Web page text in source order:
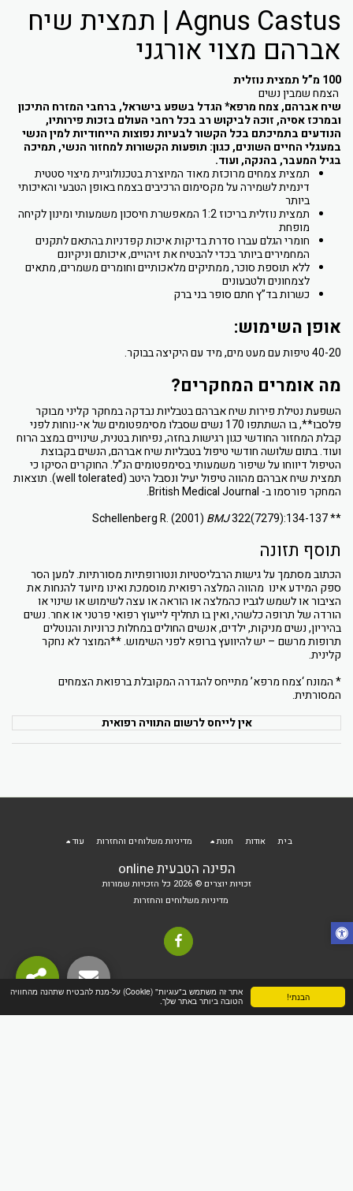
הבנתי!
אתר זה משתמש ב"עוגיות" (Cookie) על-מנת להבטיח שתהנה מהחוויה
הטובה ביותר באתר שלך.
Agnus Castus | תמצית שיח
אברהם מצוי אורגני
100 מ”ל תמצית נוזלית
הצמח שמבין נשים
שיח אברהם, צמח מרפא* הגדל בשפע בישראל, ברחבי המזרח התיכון
ובמרכז אסיה, זוכה לביקוש רב בכל רחבי העולם בזכות פירותיו,
הנודעים בתמיכתם בכל הקשור לבעיות נפוצות הייחודיות למין הנשי
במעגלי החיים השונים, כגון: תופעות הקשורות למחזור הנשי, תמיכה
בגיל המעבר, בהנקה, ועוד.
תמצית צמחים מרוכזת מאוד המיוצרת בטכנולוגיית מיצוי סטטית
דינמית לשמירה על מקסימום הרכיבים בצמח באופן הטבעי והאיכותי
ביותר
תמצית נוזלית בריכוז 1:2 המאפשרת חיסכון משמעותי ומינון לקיחה
מופחת
חומרי הגלם עברו סדרת בדיקות איכות קפדניות בהתאם לתקנים
המחמירים ביותר בכדי להבטיח את זיהויים, איכותם וניקיונם
ללא תוספת סוכר, ממתיקים מלאכותיים וחומרים משמרים, מתאים
לצמחונים ולטבעונים
כשרות בד”ץ חתם סופר בני ברק
אופן השימוש:
40-20 טיפות עם מעט מים, מיד עם היקיצה בבוקר.
מה אומרים המחקרים?
השפעת נטילת פירות שיח אברהם בטבליות נבדקה במחקר קליני מבוקר
פלסבו**, בו השתתפו 170 נשים שסבלו מסימפטומים של אי-נוחות לפני
קבלת המחזור החודשי כגון רגישות בחזה, נפיחות בטנית, שינויים במצב הרוח
ועוד. בתום שלושה חודשי טיפול בטבליות שיח אברהם, הנשים בקבוצת
הטיפול דיווחו על שיפור משמעותי בסימפטומים הנ”ל. החוקרים הסיקו כי
תמצית שיח אברהם מהווה טיפול יעיל ונסבל היטב (well tolerated). תוצאות
המחקר פורסמו ב- British Medical Journal.
** Schellenberg R. (2001)
BMJ322(7279):134-137
תוסף תזונה
הכתוב מסתמך על גישות הרבליסטיות ונטורופתיות מסורתיות. למען הסר
ספק המידע אינו מהווה המלצה רפואית מוסמכת ואינו מיועד להנחות את
הציבור או לשמש לגביו כהמלצה או הוראה או עצה לשימוש או שינוי או
הורדה של תרופה כלשהי, ואין בו תחליף לייעוץ רפואי פרטני או אחר. נשים
בהיריון, נשים מניקות, ילדים, אנשים החולים במחלות כרוניות והנוטלים
תרופות מרשם – יש להיוועץ ברופא לפני השימוש. **המוצר לא נחקר
קלינית.
* המונח ‘צמח מרפא’ מתייחס להגדרה המקובלת ברפואת הצמחים
המסורתית.
אין לייחס לרשום התוויה רפואית
הפינה הטבעית online
זכויות יוצרים © 2026 כל הזכויות שמורות
מדיניות משלוחים והחזרות
בית אודות חנות מדיניות משלוחים והחזרות עוד